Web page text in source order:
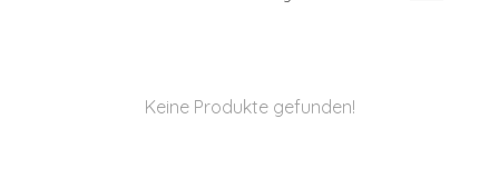
Keine Produkte gefunden!